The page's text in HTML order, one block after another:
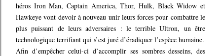
héros Iron Man, Captain America, Thor, Hulk, Black Widow et
Hawkeye vont devoir à nouveau unir leurs forces pour combattre le
plus puissant de leurs adversaires : le terrible Ultron, un être
technologique terrifiant qui s’est juré d’éradiquer l’espèce humaine.
Afin d’empêcher celui-ci d’accomplir ses sombres desseins, des